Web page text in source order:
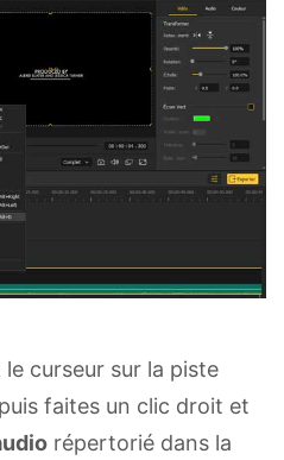
curseur sur la piste
faites un clic droit et
répertorié dans la